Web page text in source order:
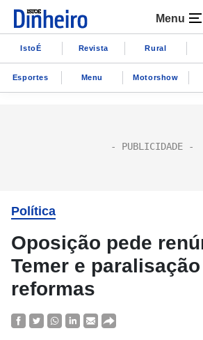
Menu
IstoÉ Revista Rural
Esportes Menu Motorshow
Política
Oposição pede
Temer e
reformas